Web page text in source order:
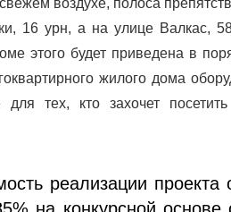
воздухе, полоса
16 урн, а на улице Валкас,
этого будет приведена в
жилого дома
для тех, кто захочет
реализации проекта